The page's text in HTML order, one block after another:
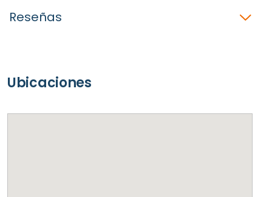
Reseñas
Ubicaciones